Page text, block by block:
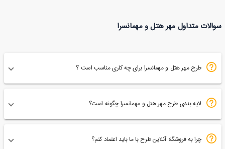
سوالات متداول مهر هتل و مهمانسرا
طرح مهر هتل و مهمانسرا برای چه کاری مناسب است ؟
لایه بندی طرح مهر هتل و مهمانسرا چگونه است؟
چرا به فروشگاه آنلاین طرح با ما باید اعتماد کنم؟